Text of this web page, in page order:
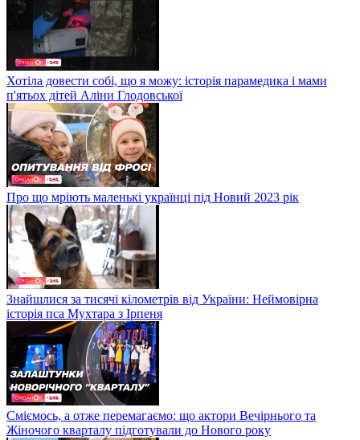
Хотіла довести собі, що я можу: історія парамедика і мами
п'ятьох дітей Аліни Глодовської
Про що мріють маленькі українці під Новий 2023 рік
Знайшлися за тисячі кілометрів від України: Неймовірна
історія пса Мухтара з Ірпеня
Сміємось, а отже перемагаємо: що актори Вечірнього та
Жіночого кварталу підготували до Нового року